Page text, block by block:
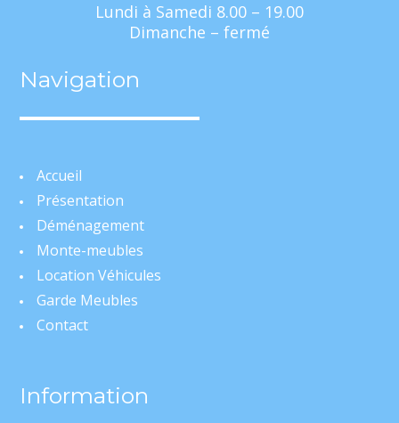
Lundi à Samedi 8.00 – 19.00
Dimanche – fermé
Navigation
Accueil
Présentation
Déménagement
Monte-meubles
Location Véhicules
Garde Meubles
Contact
Information